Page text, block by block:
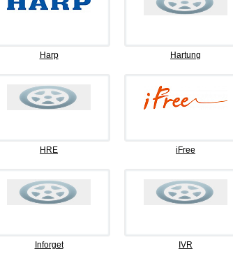
Harp Hartung
HRE iFree
Inforget IVR